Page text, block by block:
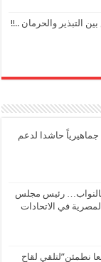
التبذير والحرمان ..!!
حاشدا لدعم
بالنواب… رئيس مجلس
في الاتحادات
نطمئن”لتلقي لقاح